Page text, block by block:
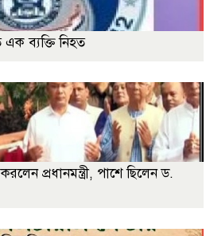
এক ব্যক্তি নিহত
প্রধানমন্ত্রী, পাশে ছিলেন ড.